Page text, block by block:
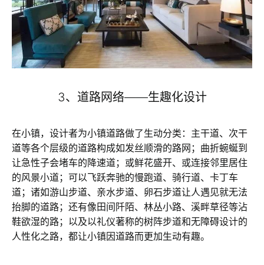
3、道路网络——生趣化设计
在小镇，设计者为小镇道路做了生动分类：主干道、次干
道等各个层级的道路构成如发丝顺滑的路网；曲折蜿蜒到
让急性子会堵车的降速道；或鲜花盛开、或连接邻里居住
的风景小道；可以飞跃奔驰的慢跑道、骑行道、卡丁车
道；诸如游山步道、亲水步道、卵石步道让人遇见就无法
抬脚的道路；还有像田间阡陌、林丛小路、溪畔草径等沾
鞋欲湿的路；以及以礼仪著称的树阵步道和无障碍设计的
人性化之路，都让小镇因道路而更加生动有趣。